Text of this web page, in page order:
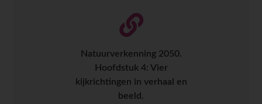
Natuurverkenning 2050.
Hoofdstuk 4: Vier
kijkrichtingen in verhaal en
beeld.